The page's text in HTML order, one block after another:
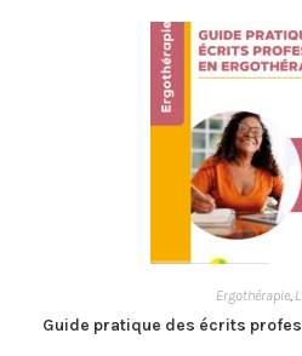
Ergothérapie,
Guide pratique des écrits